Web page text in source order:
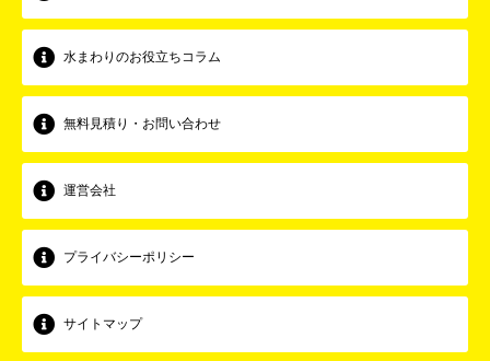
水まわりのお役立ちコラム
無料見積り・お問い合わせ
運営会社
プライバシーポリシー
サイトマップ